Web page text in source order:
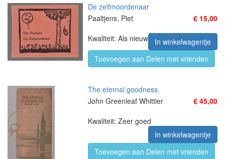
De zelfmoordenaar
Paaltjens, Piet
€ 15,00
Kwaliteit: Als nieuw
In winkelwagentje
Toevoegen aan Delen met vrienden
The eternal goodness.
John Greenleaf Whittier
€ 45,00
Kwaliteit: Zeer goed
In winkelwagentje
Toevoegen aan Delen met vrienden